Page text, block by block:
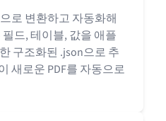
로 변환하고 자동화해
드, 테이블, 값을 애플
구조화된 .json으로 추
새로운 PDF를 자동으로